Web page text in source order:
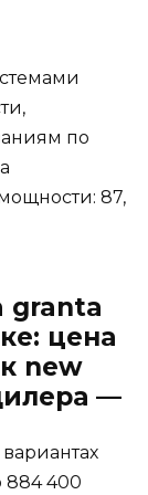
по
87,
granta
цена
new
—
884 400